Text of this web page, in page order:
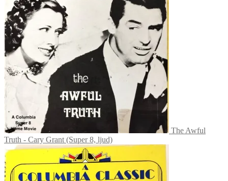
The Awful
Truth - Cary Grant (Super 8, ljud)